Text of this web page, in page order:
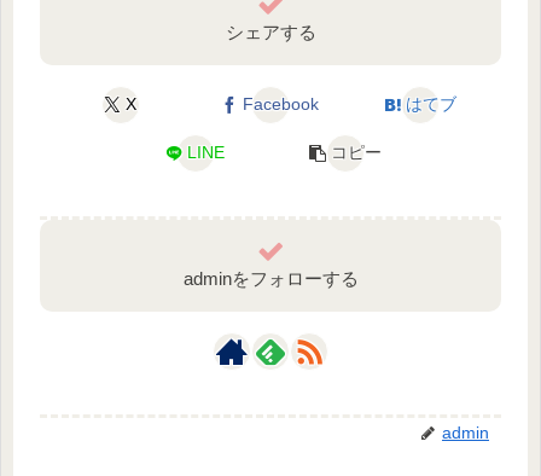
シェアする
X Facebook はてブ
LINE コピー
adminをフォローする
admin